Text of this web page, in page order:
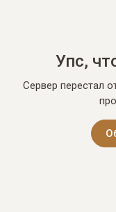
Упс,
Сервер перестал